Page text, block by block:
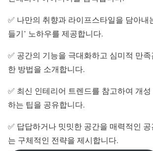
✅ 나만의 취향과 라이프스타일을 담아내
들기’ 노하우를 제공합니다.
✅ 공간의 기능을 극대화하고 심미적 만
한 방법을 소개합니다.
✅ 최신 인테리어 트렌드를 참고하여 개
하는 팁을 공유합니다.
✅ 답답하거나 밋밋한 공간을 매력적인
는 구체적인 전략을 제시합니다.